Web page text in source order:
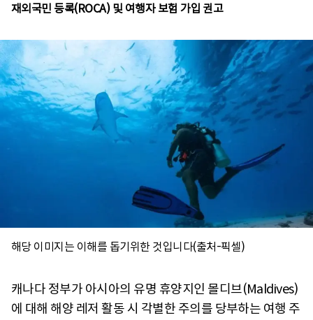
재외국민 등록(ROCA) 및 여행자 보험 가입 권고
해당 이미지는 이해를 돕기위한 것입니다(출처-픽셀)
캐나다 정부가 아시아의 유명 휴양지인 몰디브(Maldives)
에 대해 해양 레저 활동 시 각별한 주의를 당부하는 여행 주